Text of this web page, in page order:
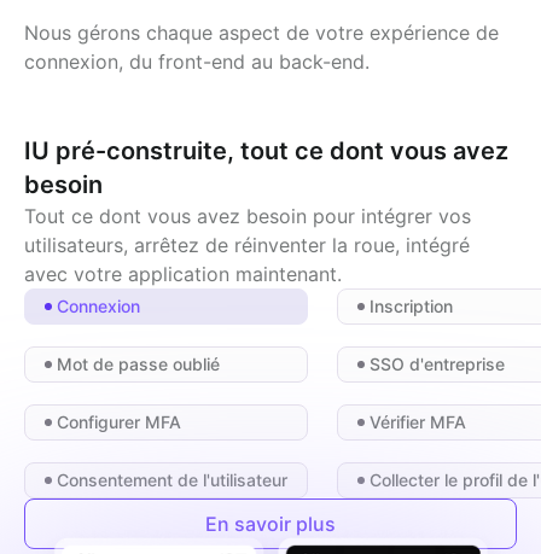
Nous gérons chaque aspect de votre expérience de
connexion, du front-end au back-end.
IU pré-construite, tout ce dont vous avez
besoin
Tout ce dont vous avez besoin pour intégrer vos
utilisateurs, arrêtez de réinventer la roue, intégré
avec votre application maintenant.
Connexion Inscription
Mot de passe oublié SSO d'entreprise
Configurer MFA Vérifier MFA
Consentement de l'utilisateur Collecter le profil de
En savoir plus